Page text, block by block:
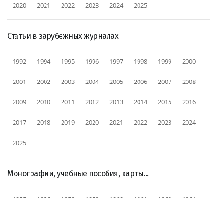
2020 2021 2022 2023 2024 2025
Статьи в зарубежных журналах
1992 1994 1995 1996 1997 1998 1999 2000
2001 2002 2003 2004 2005 2006 2007 2008
2009 2010 2011 2012 2013 2014 2015 2016
2017 2018 2019 2020 2021 2022 2023 2024
2025
Монографии, учебные пособия, карты...